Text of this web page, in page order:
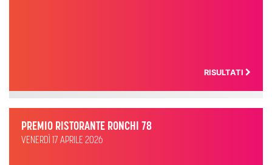
RISULTATI
PREMIO RISTORANTE RONCHI 78
VENERDÌ 17 APRILE 2026